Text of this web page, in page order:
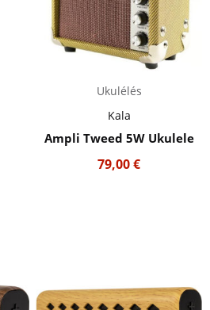
Ukulélés
Kala
Ampli Tweed 5W Ukulele
79,00€